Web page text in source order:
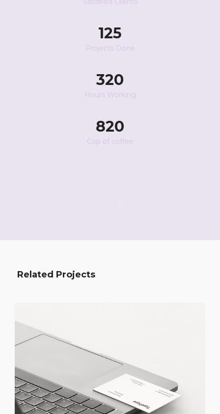
125
Projects Done
320
Hours Working
820
Cop of coffee
Related Projects